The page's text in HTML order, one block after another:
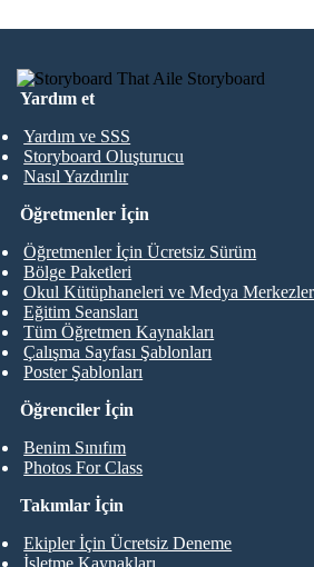
Yardım et
Yardım ve SSS
Storyboard Oluşturucu
Nasıl Yazdırılır
Öğrenciler İçin
Benim Sınıfım
Photos For Class
Öğretmenler İçin
Öğretmenler İçin Ücretsiz Sürüm
Bölge Paketleri
Okul Kütüphaneleri ve Medya
Eğitim Seansları
Tüm Öğretmen Kaynakları
Çalışma Sayfası Şablonları
Poster Şablonları
Takımlar İçin
Ekipler İçin Ücretsiz Deneme
İşletme Kaynakları